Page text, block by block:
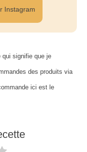
Instagram
qui signifie que je
des produits via
ici est le